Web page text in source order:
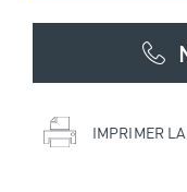
IMPRIMER